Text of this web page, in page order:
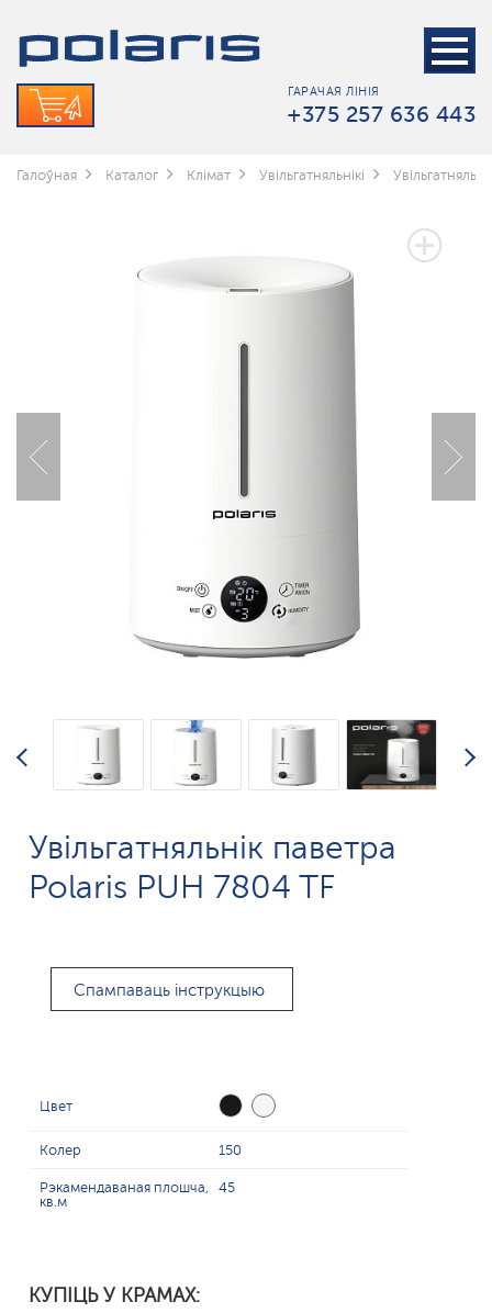
ГАРАЧАЯ ЛІНІЯ
+375 257 636 443
Галоўная Каталог Клімат Увільгатняльнікі
Увільгатняльнік паветра
Polaris PUH 7804 TF
Спампаваць інструкцыю
Цвет
Колер 150
Рэкамендаваная плошча,
кв.м
45
КУПІЦЬ У КРАМАХ: